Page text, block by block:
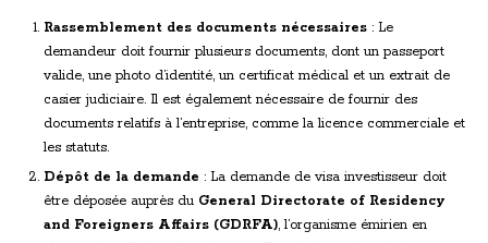
Rassemblement des documents nécessaires : Le
demandeur doit fournir plusieurs documents, dont un passeport
valide, une photo d’identité, un certificat médical et un extrait de
casier judiciaire. Il est également nécessaire de fournir des
documents relatifs à l’entreprise, comme la licence commerciale et
les statuts.
Dépôt de la demande : La demande de visa investisseur doit
être déposée auprès du General Directorate of Residency
and Foreigners Affairs (GDRFA), l’organisme émirien en